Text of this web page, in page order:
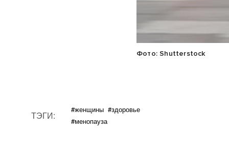
Фото: Shutterstock
ТЭГИ: #женщины #здоровье
#менопауза